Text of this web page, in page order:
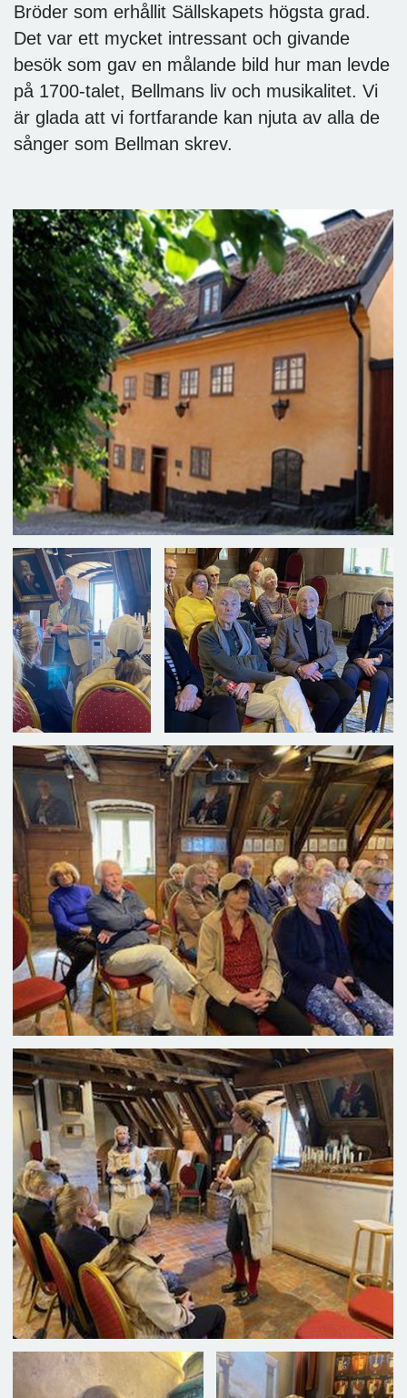
Bröder som erhållit Sällskapets högsta grad.
Det var ett mycket intressant och givande
besök som gav en målande bild hur man levde
på 1700-talet, Bellmans liv och musikalitet. Vi
är glada att vi fortfarande kan njuta av alla de
sånger som Bellman skrev.